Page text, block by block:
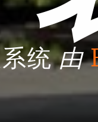
系统由